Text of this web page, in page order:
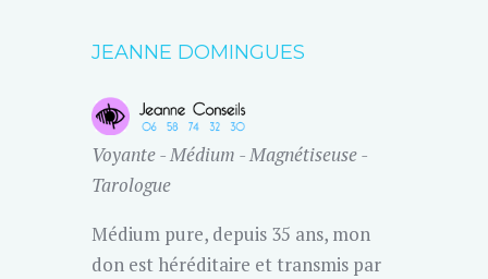
JEANNE DOMINGUES
Voyante - Médium - Magnétiseuse -
Tarologue
Médium pure, depuis 35 ans, mon
don est héréditaire et transmis par